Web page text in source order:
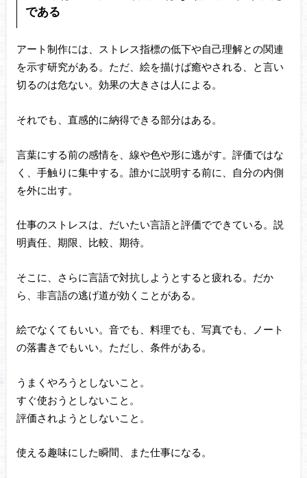
である
アート制作には、ストレス指標の低下や自己理解との関連
を示す研究がある。ただ、絵を描けば癒やされる、と言い
切るのは危ない。効果の大きさは人による。
それでも、直感的に納得できる部分はある。
言葉にする前の感情を、線や色や形に逃がす。評価ではな
く、手触りに集中する。誰かに説明する前に、自分の内側
を外に出す。
仕事のストレスは、だいたい言語と評価でできている。説
明責任、期限、比較、期待。
そこに、さらに言語で対抗しようとすると疲れる。だか
ら、非言語の逃げ道が効くことがある。
絵でなくてもいい。音でも、料理でも、写真でも、ノート
の落書きでもいい。ただし、条件がある。
うまくやろうとしないこと。
すぐ使おうとしないこと。
評価されようとしないこと。
使える趣味にした瞬間、また仕事になる。